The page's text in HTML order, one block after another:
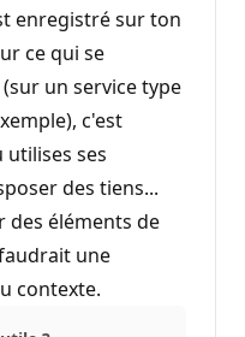
enregistré sur ton
ce qui se
un service type
c'est
ses
des tiens...
éléments de
une
contexte.